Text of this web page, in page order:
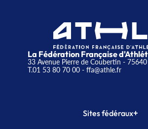
La Fédération Française
33 Avenue Pierre de Coubertin - 75640
T.01 53 80 70 00- ffa@athle.fr
Sites fédéraux+